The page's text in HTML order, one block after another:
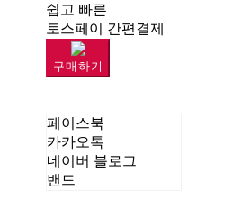
쉽고 빠른
토스페이 간편결제
구매하기
페이스북
카카오톡
네이버 블로그
밴드